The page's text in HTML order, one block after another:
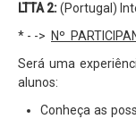
LTTA 2:(Portugal)
* - -> Nº
Será uma
alunos:
Conheça as